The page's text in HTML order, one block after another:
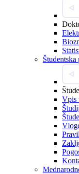
Študentska
Vpis